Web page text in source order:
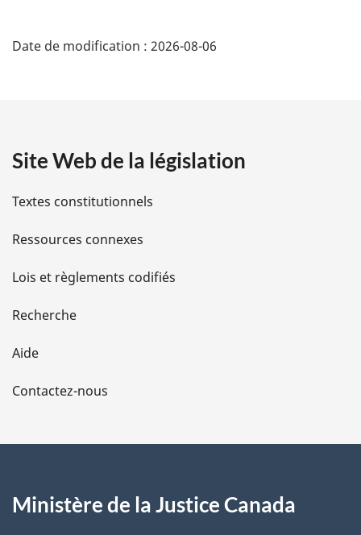
é
i
l
s
d
e
l
a
e
Date de modification : 2026-08-06
Site Web de la législation
Textes constitutionnels
Ressources connexes
Lois et règlements codifiés
Recherche
Aide
Contactez-nous
Ministère de la Justice Canada